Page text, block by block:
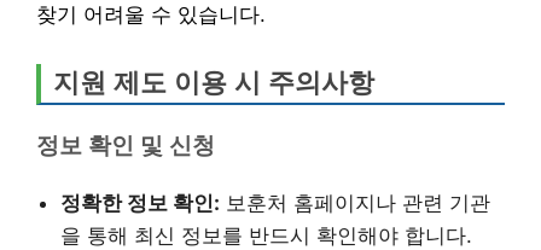
찾기 어려울 수 있습니다.
지원 제도 이용 시 주의사항
정보 확인 및 신청
정확한 정보 확인: 보훈처 홈페이지나 관련 기관
을 통해 최신 정보를 반드시 확인해야 합니다.